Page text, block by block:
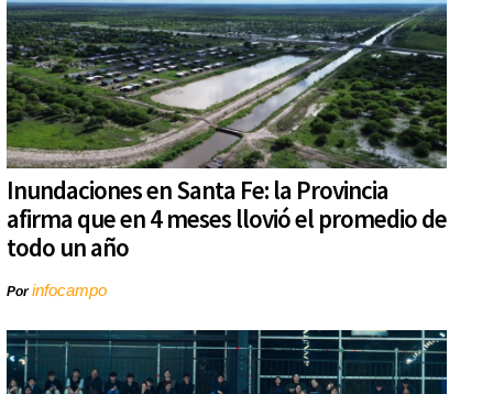
Inundaciones en Santa Fe: la Provincia
afirma que en 4 meses llovió el promedio de
todo un año
Porinfocampo